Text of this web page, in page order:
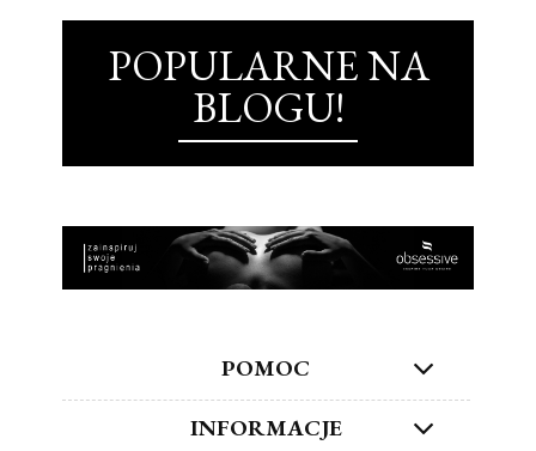
POPULARNE NA
BLOGU!
POMOC
INFORMACJE